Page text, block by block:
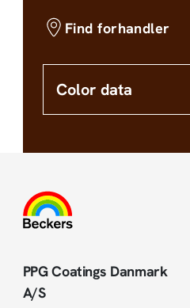
Find forhandler
Color data
PPG Coatings Danmark
A/S